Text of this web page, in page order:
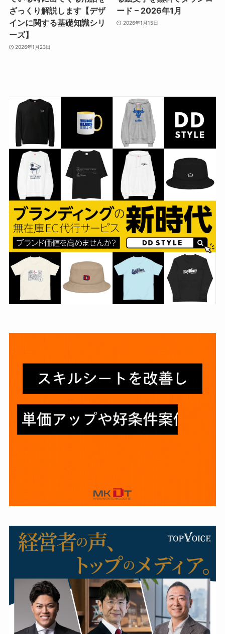
ざっくり解説します【デザ
インに関する基礎知識シリ
ーズ】
2026年1月23日
ード – 2026年1月
2026年1月15日